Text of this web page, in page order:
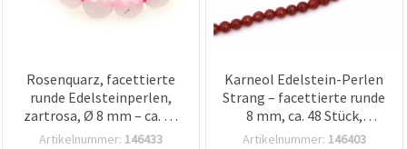
Rosenquarz, facettierte
runde Edelsteinperlen,
zartrosa, Ø 8 mm – ca. 47
Stück pro Strang, für
Artikelnummer: 146433
Karneol Edelstein-Perlen
Strang – facettierte runde
8 mm, ca. 48 Stück,
Schmuckperlen zum
Artikelnummer: 146403